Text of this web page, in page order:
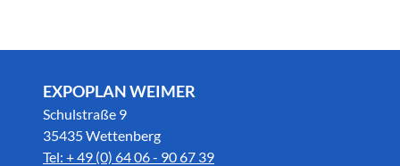
EXPOPLAN WEIMER
Schulstraße 9
35435 Wettenberg
Tel: + 49 (0) 64 06 - 90 67 39